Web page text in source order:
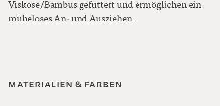
Viskose/Bambus gefüttert und ermöglichen ein
müheloses An- und Ausziehen.
MATERIALIEN & FARBEN